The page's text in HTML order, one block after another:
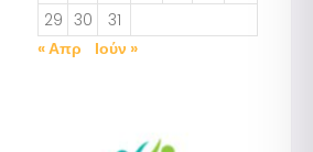
29 30
31
« Απρ
Ιούν »